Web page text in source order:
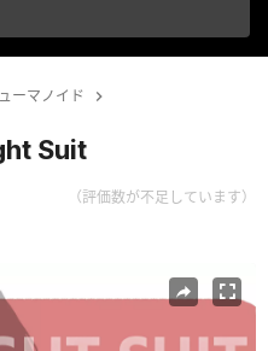
ーマノイド
Suit
（評価数が不足しています）